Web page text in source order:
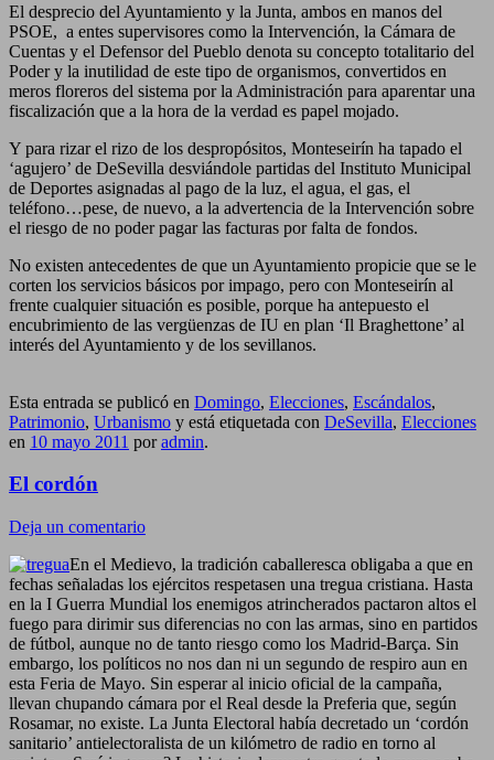
El desprecio del Ayuntamiento y la Junta, ambos en manos del
PSOE, a entes supervisores como la Intervención, la Cámara de
Cuentas y el Defensor del Pueblo denota su concepto totalitario del
Poder y la inutilidad de este tipo de organismos, convertidos en
meros floreros del sistema por la Administración para aparentar una
fiscalización que a la hora de la verdad es papel mojado.
Y para rizar el rizo de los despropósitos, Monteseirín ha tapado el
‘agujero’ de DeSevilla desviándole partidas del Instituto Municipal
de Deportes asignadas al pago de la luz, el agua, el gas, el
teléfono…pese, de nuevo, a la advertencia de la Intervención sobre
el riesgo de no poder pagar las facturas por falta de fondos.
No existen antecedentes de que un Ayuntamiento propicie que se le
corten los servicios básicos por impago, pero con Monteseirín al
frente cualquier situación es posible, porque ha antepuesto el
encubrimiento de las vergüenzas de IU en plan ‘Il Braghettone’ al
interés del Ayuntamiento y de los sevillanos.
Esta entrada se publicó en Domingo, Elecciones, Escándalos,
Patrimonio, Urbanismo y está etiquetada con DeSevilla, Elecciones
en 10 mayo 2011 poradmin.
El cordón
Deja un comentario
En el Medievo, la tradición caballeresca obligaba a que en
fechas señaladas los ejércitos respetasen una tregua cristiana. Hasta
en la I Guerra Mundial los enemigos atrincherados pactaron altos el
fuego para dirimir sus diferencias no con las armas, sino en partidos
de fútbol, aunque no de tanto riesgo como los Madrid-Barça. Sin
embargo, los políticos no nos dan ni un segundo de respiro aun en
esta Feria de Mayo. Sin esperar al inicio oficial de la campaña,
llevan chupando cámara por el Real desde la Preferia que, según
Rosamar, no existe. La Junta Electoral había decretado un ‘cordón
sanitario’ antielectoralista de un kilómetro de radio en torno al